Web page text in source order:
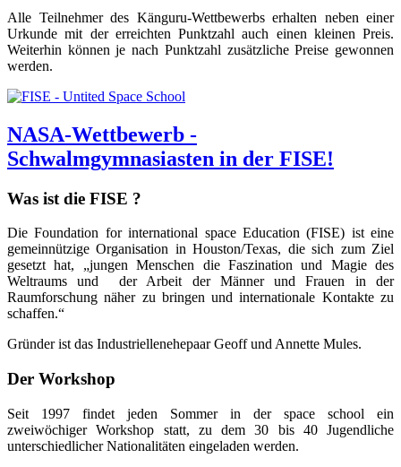
Alle Teilnehmer des Känguru-Wettbewerbs erhalten neben einer
Urkunde mit der erreichten Punktzahl auch einen kleinen Preis.
Weiterhin können je nach Punktzahl zusätzliche Preise gewonnen
werden.
NASA-Wettbewerb -
Schwalmgymnasiasten in der FISE!
Was ist die FISE ?
Die Foundation for international space Education (FISE) ist eine
gemeinnützige Organisation in Houston/Texas, die sich zum Ziel
gesetzt hat, „jungen Menschen die Faszination und Magie des
Weltraums und der Arbeit der Männer und Frauen in der
Raumforschung näher zu bringen und internationale Kontakte zu
schaffen.“
Gründer ist das Industriellenehepaar Geoff und Annette Mules.
Der Workshop
Seit 1997 findet jeden Sommer in der space school ein
zweiwöchiger Workshop statt, zu dem 30 bis 40 Jugendliche
unterschiedlicher Nationalitäten eingeladen werden.